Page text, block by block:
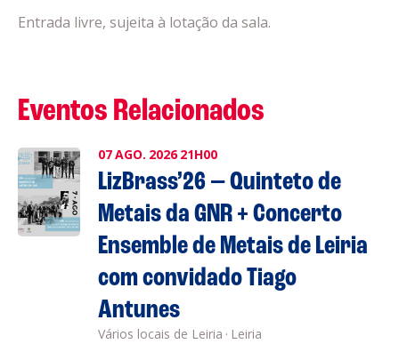
Entrada livre, sujeita à lotação da sala.
Eventos Relacionados
07AGO. 2026 21H00
LizBrass’26 — Quinteto de
Metais da GNR + Concerto
Ensemble de Metais de Leiria
com convidado Tiago
Antunes
Vários locais de Leiria · Leiria